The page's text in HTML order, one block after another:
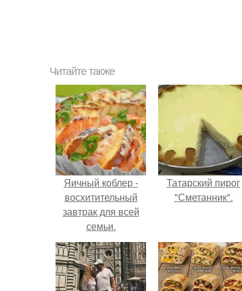
Читайте также
Яичный коблер -
восхитительный
завтрак для всей
семьи.
Татарский пирог
"Сметанник".